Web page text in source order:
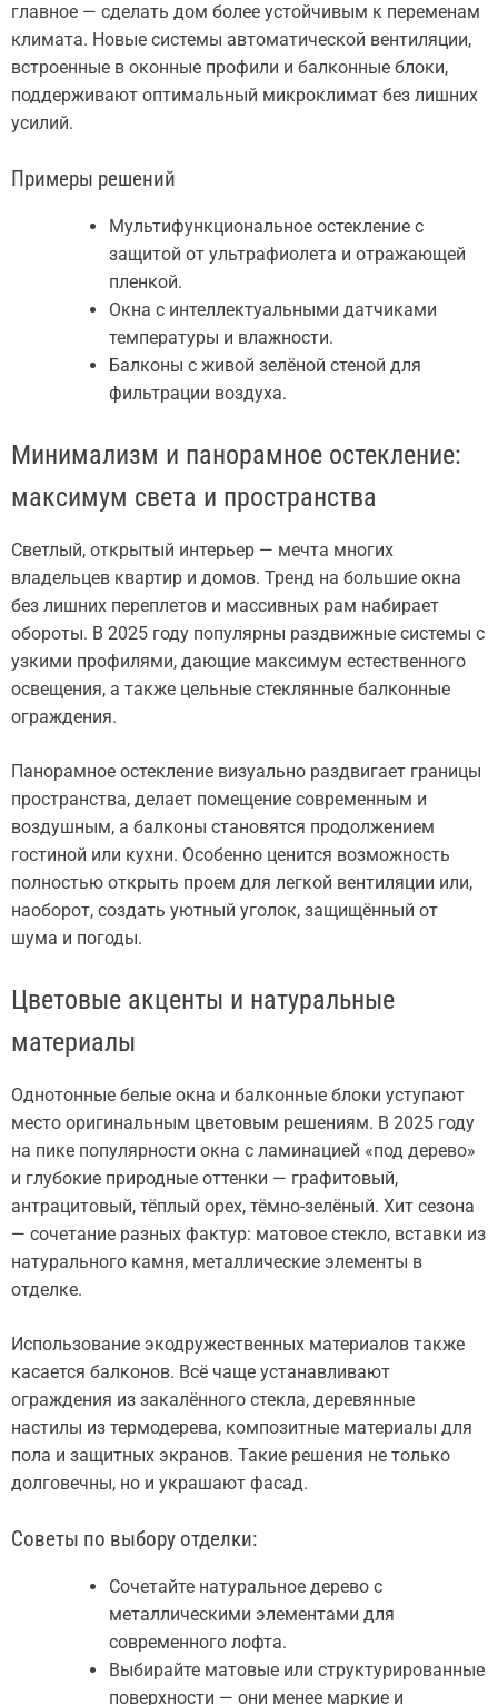
главное — сделать дом более устойчивым к переменам
климата. Новые системы автоматической вентиляции,
встроенные в оконные профили и балконные блоки,
поддерживают оптимальный микроклимат без лишних
усилий.
Примеры решений
Мультифункциональное остекление с
защитой от ультрафиолета и отражающей
пленкой.
Окна с интеллектуальными датчиками
температуры и влажности.
Балконы с живой зелёной стеной для
фильтрации воздуха.
Минимализм и панорамное остекление:
максимум света и пространства
Светлый, открытый интерьер — мечта многих
владельцев квартир и домов. Тренд на большие окна
без лишних переплетов и массивных рам набирает
обороты. В 2025 году популярны раздвижные системы с
узкими профилями, дающие максимум естественного
освещения, а также цельные стеклянные балконные
ограждения.
Панорамное остекление визуально раздвигает границы
пространства, делает помещение современным и
воздушным, а балконы становятся продолжением
гостиной или кухни. Особенно ценится возможность
полностью открыть проем для легкой вентиляции или,
наоборот, создать уютный уголок, защищённый от
шума и погоды.
Цветовые акценты и натуральные
материалы
Однотонные белые окна и балконные блоки уступают
место оригинальным цветовым решениям. В 2025 году
на пике популярности окна с ламинацией «под дерево»
и глубокие природные оттенки — графитовый,
антрацитовый, тёплый орех, тёмно-зелёный. Хит сезона
— сочетание разных фактур: матовое стекло, вставки из
натурального камня, металлические элементы в
отделке.
Использование экодружественных материалов также
касается балконов. Всё чаще устанавливают
ограждения из закалённого стекла, деревянные
настилы из термодерева, композитные материалы для
пола и защитных экранов. Такие решения не только
долговечны, но и украшают фасад.
Советы по выбору отделки:
Сочетайте натуральное дерево с
металлическими элементами для
современного лофта.
Выбирайте матовые или структурированные
поверхности — они менее маркие и